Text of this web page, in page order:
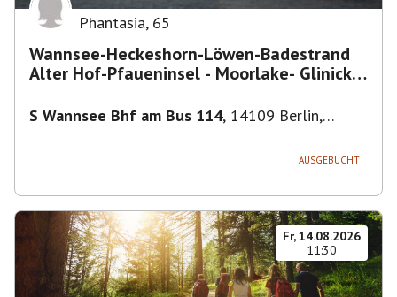
Phantasia, 65
Wannsee-Heckeshorn-Löwen-Badestrand
Alter Hof-Pfaueninsel - Moorlake- Glinicker
S Wannsee Bhf am Bus 114, 14109 Berlin,
AUSGEBUCHT
Fr, 14.08.2026
11:30